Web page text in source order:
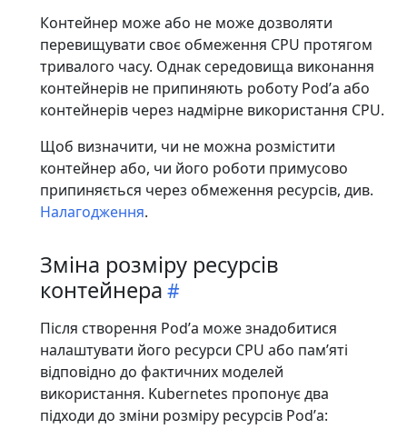
Контейнер може або не може дозволяти
перевищувати своє обмеження CPU протягом
тривалого часу. Однак середовища виконання
контейнерів не припиняють роботу Podʼа або
контейнерів через надмірне використання CPU.
Щоб визначити, чи не можна розмістити
контейнер або, чи його роботи примусово
припиняється через обмеження ресурсів, див.
Налагодження.
Зміна розміру ресурсів
контейнера
Після створення Podʼа може знадобитися
налаштувати його ресурси CPU або памʼяті
відповідно до фактичних моделей
використання. Kubernetes пропонує два
підходи до зміни розміру ресурсів Podʼа: